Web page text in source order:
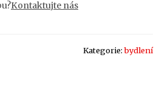
Kontaktujte nás
Kategorie:bydlení